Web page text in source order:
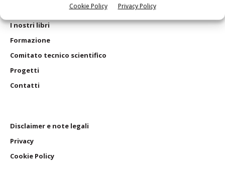
Cookie Policy Privacy Policy
I nostrilibri
Formazione
Comitato tecnico scientifico
Progetti
Contatti
Disclaimer e note legali
Privacy
Cookie Policy